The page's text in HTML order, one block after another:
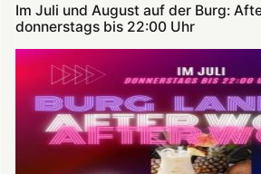
Im Juli und August auf der Burg:
donnerstags bis 22:00 Uhr